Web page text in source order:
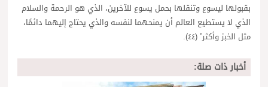
بقبولها ليسوع وتنقلها بحمل يسوع للآخرين، الذي هو الرحمة والسلام
الذي لا يستطيع العالم أن يمنحهما لنفسه والذي يحتاج إليهما دائمًا،
مثل الخبز وأكثر” (٤٤).
أخبار ذات صلة: